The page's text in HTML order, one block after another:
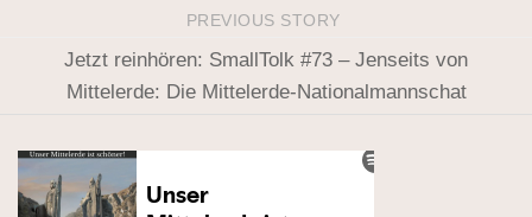
PREVIOUS STORY
Jetzt reinhören: SmallTolk #73 – Jenseits von
Mittelerde: Die Mittelerde-Nationalmannschat